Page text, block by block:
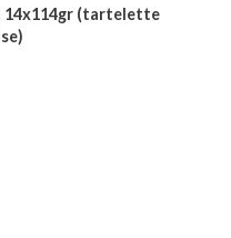
14x114gr (tartelette